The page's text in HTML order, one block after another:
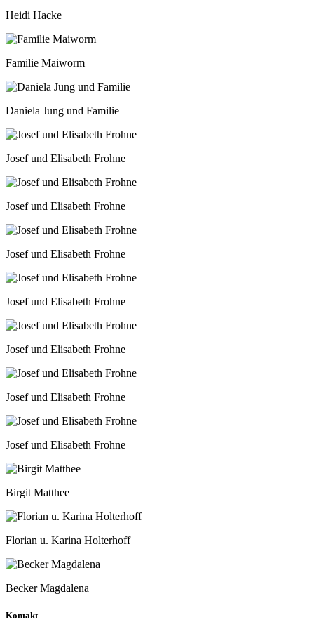
Heidi Hacke
Familie Maiworm
Daniela Jung und Familie
Josef und Elisabeth Frohne
Josef und Elisabeth Frohne
Josef und Elisabeth Frohne
Josef und Elisabeth Frohne
Josef und Elisabeth Frohne
Josef und Elisabeth Frohne
Josef und Elisabeth Frohne
Birgit Matthee
Florian u. Karina Holterhoff
Becker Magdalena
Kontakt